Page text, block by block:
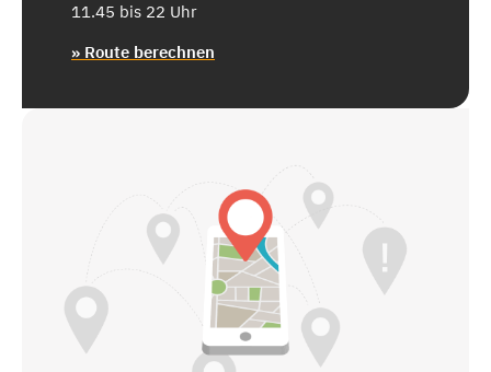
11.45 bis 22 Uhr
» Route berechnen